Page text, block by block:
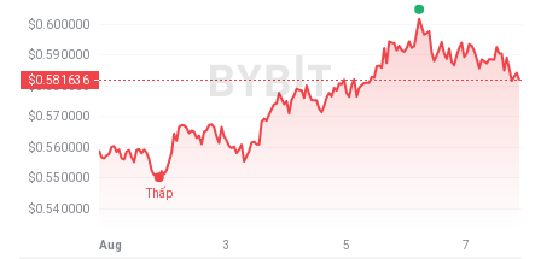
Cập Nhật Lần Cuối: 2026-08-07, 21:19 GMT+0
₱0.545459